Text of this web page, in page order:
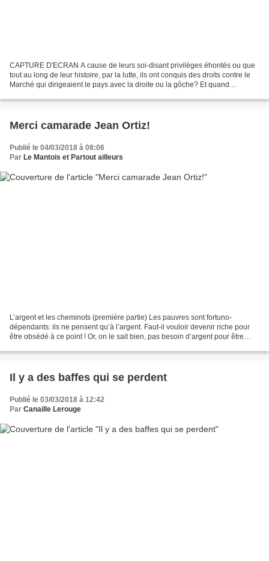
CAPTURE D'ECRAN A cause de leurs soi-disant privilèges éhontés ou que
tout au long de leur histoire, par la lutte, ils ont conquis des droits contre le
Marché qui dirigeaient le pays avec la droite ou la gôche? Et quand
Merci camarade Jean Ortiz!
Publié le 04/03/2018 à 08:06
Par Le Mantois et Partout ailleurs
L’argent et les cheminots (première partie) Les pauvres sont fortuno-
dépendants: ils ne pensent qu’à l’argent. Faut-il vouloir devenir riche pour
être obsédé à ce point ! Or, on le sait bien, pas besoin d’argent pour être
Il y a des baffes qui se perdent
Publié le 03/03/2018 à 12:42
Par Canaille Lerouge